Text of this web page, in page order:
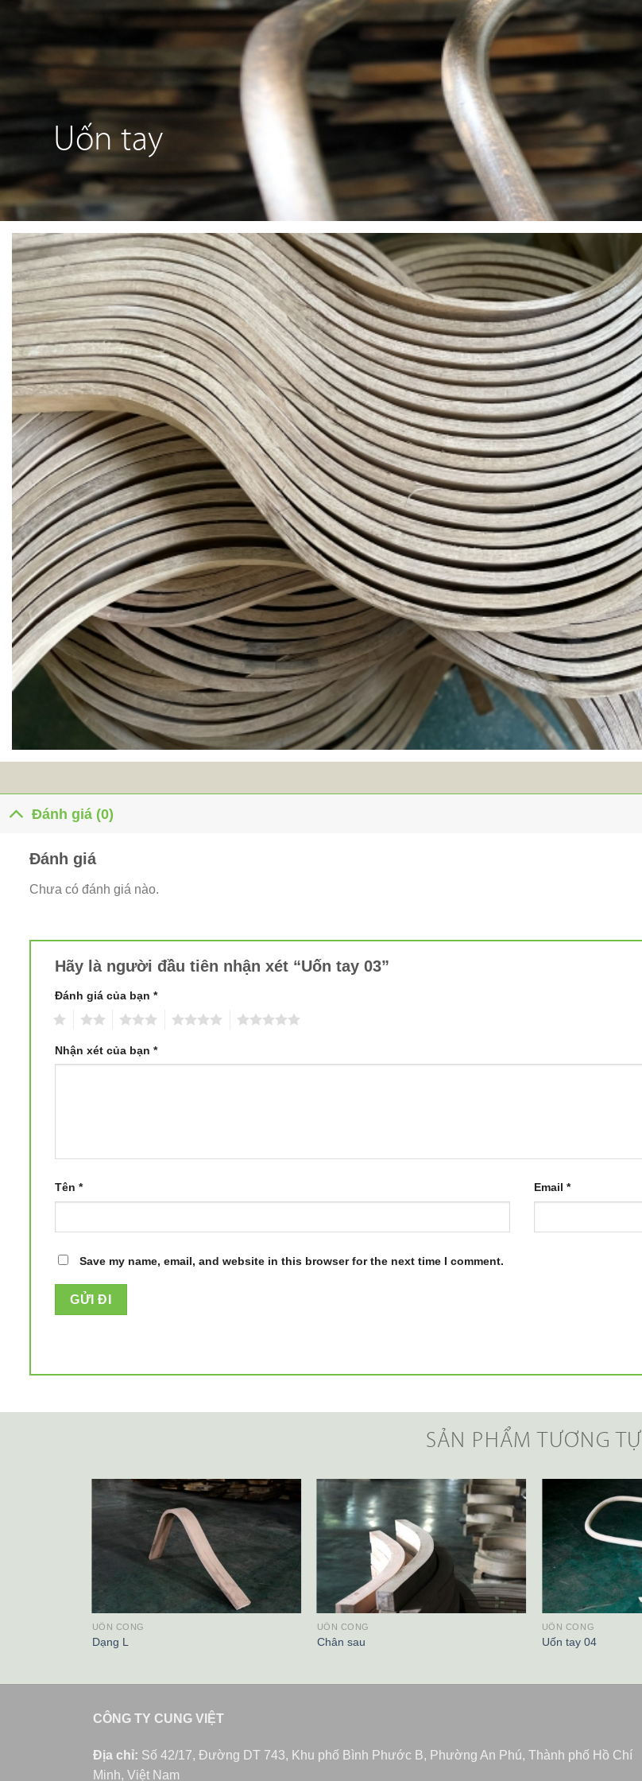
Uốn tay
Đánh giá (0)
Đánh giá
Chưa có đánh giá nào.
Hãy là người đầu tiên nhận xét “Uốn tay 03”
Đánh giá của bạn *
Nhận xét của bạn *
Tên * Email *
Save my name, email, and website in this browser for the next time I comment.
SẢN PHẨM TƯƠNG TỰ
UỐN CONG
Dạng L
UỐN CONG
Chân sau
UỐN CONG
Uốn tay 04
CÔNG TY CUNG VIỆT
Địa chỉ: Số 42/17, Đường DT 743, Khu phố Bình Phước B, Phường An Phú, Thành phố Hồ Chí
Minh, Việt Nam